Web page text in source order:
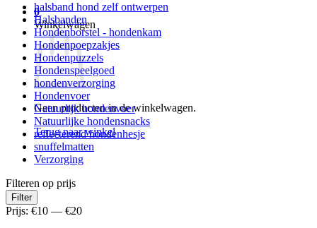
0
Winkelwagen
Geen producten in de winkelwagen.
Terug naar winkel
halsband hond zelf ontwerpen
Halsbanden
Hondenborstel - hondenkam
Hondenpoepzakjes
Hondenpuzzels
Hondenspeelgoed
hondenverzorging
Hondenvoer
Natuurlijk hondenvoer
Natuurlijke hondensnacks
reflecterend hondenhesje
snuffelmatten
Verzorging
Filteren op prijs
Min.
prijs
Max.
prijs
Filter
Prijs: €10 — €20